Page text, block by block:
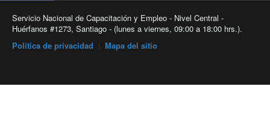
Servicio Nacional de Capacitación y Empleo - Nivel Central -
Huérfanos #1273, Santiago - (lunes a viernes, 09:00 a 18:00 hrs.).
Política de privacidad
Mapa del sitio